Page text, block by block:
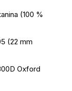
(100 %
(22 mm
Oxford